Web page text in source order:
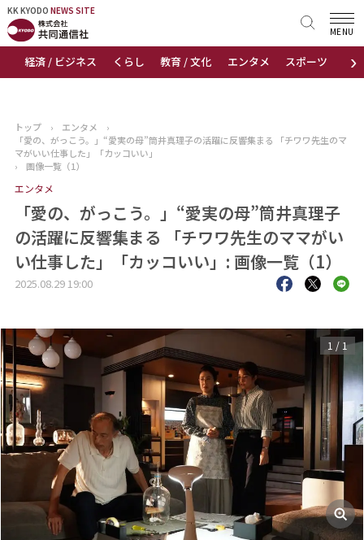
KK KYODO NEWS SITE
›
経済 / ビジネス くらし 教育 / 文化 エンタメ スポーツ 地域
MENU
KK KYODONEWS SITE
トップページ
ニュース
おすすめコンテンツ
出版物
会社概要
トップ › エンタメ
›
「愛の、がっこう。」“愛実の母”筒井真理子の活躍に反響集まる 「チワワ先生のマ
マがいい仕事した」「カッコいい」
›
画像一覧（1）
エンタメ
「愛の、がっこう。」“愛実の母”筒井真理子
の活躍に反響集まる 「チワワ先生のママがい
い仕事した」「カッコいい」: 画像一覧（1）
2025.08.29 19:00
1 / 1